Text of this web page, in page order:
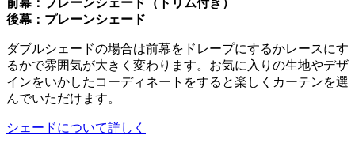
後幕：プレーンシェード
ダブルシェードの場合は前幕をドレープにするかレースにす
るかで雰囲気が大きく変わります。お気に入りの生地やデザ
インをいかしたコーディネートをすると楽しくカーテンを選
んでいただけます。
シェードについて詳しく